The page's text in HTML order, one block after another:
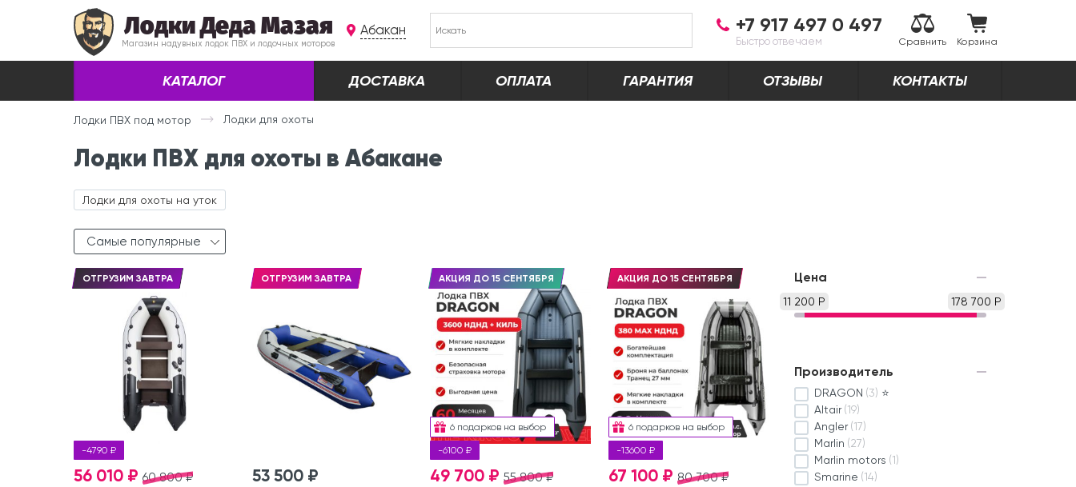
Лодки Деда Мазая
Магазин надувных лодок ПВХ и лодочных моторов
Абакан +7 917 497 0 497
Быстро отвечаем Сравнить Корзина
КАТАЛОГ ДОСТАВКА ОПЛАТА ГАРАНТИЯ ОТЗЫВЫ КОНТАКТЫ
Лодки ПВХ под мотор Лодки для охоты
Лодки ПВХ для охоты в Абакане
Лодки для охоты на уток
Самые популярные
-4790 ₽
ОТГРУЗИМ ЗАВТРА
60 800 ₽
56 010 ₽
ОТГРУЗИМ ЗАВТРА
53 500 ₽
6 подарков на выбор
-6100 ₽
АКЦИЯ ДО 15 СЕНТЯБРЯ
55 800 ₽
49 700 ₽
6 подарков на выбор
-13600 ₽
АКЦИЯ ДО 15 СЕНТЯБРЯ
80 700 ₽
67 100 ₽
Цена
11 200 Р 178 700 Р
Производитель
DRAGON (3) ⭐
Altair (19)
Angler (17)
Marlin (27)
Marlin motors (1)
Smarine (14)